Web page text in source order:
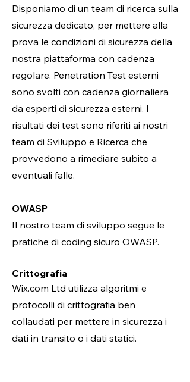
Disponiamo di un team di ricerca sulla
sicurezza dedicato, per mettere alla
prova le condizioni di sicurezza della
nostra piattaforma con cadenza
regolare. Penetration Test esterni
sono svolti con cadenza giornaliera
da esperti di sicurezza esterni. I
risultati dei test sono riferiti ai nostri
team di Sviluppo e Ricerca che
provvedono a rimediare subito a
eventuali falle.
OWASP
Il nostro team di sviluppo segue le
pratiche di coding sicuro OWASP.
Crittografia
Wix.com Ltd utilizza algoritmi e
protocolli di crittografia ben
collaudati per mettere in sicurezza i
dati in transito o i dati statici.